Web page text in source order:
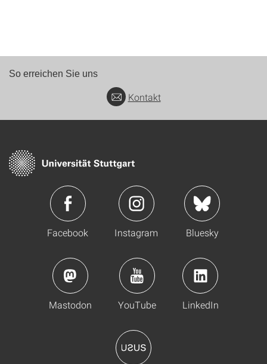
So erreichen Sie uns
Kontakt
Facebook Instagram Bluesky
Mastodon YouTube LinkedIn